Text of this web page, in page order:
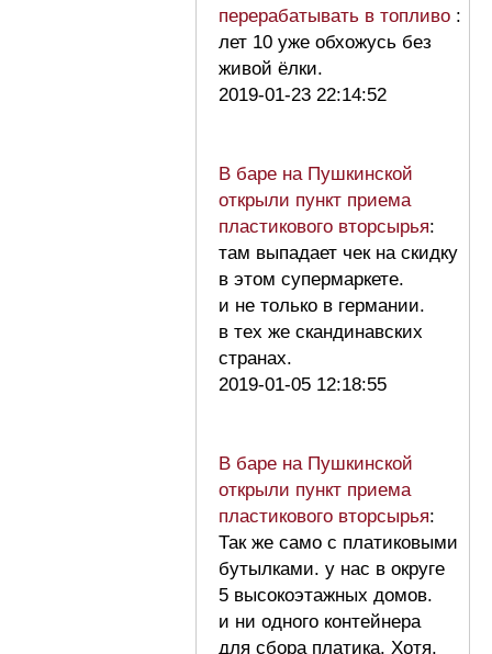
перерабатывать в топливо :
лет 10 уже обхожусь без
живой ёлки.
2019-01-23 22:14:52
В баре на Пушкинской
открыли пункт приема
пластикового вторсырья:
там выпадает чек на скидку
в этом супермаркете.
и не только в германии.
в тех же скандинавских
странах.
2019-01-05 12:18:55
В баре на Пушкинской
открыли пункт приема
пластикового вторсырья:
Так же само с платиковыми
бутылками. у нас в округе
5 высокоэтажных домов.
и ни одного контейнера
для сбора платика. Хотя,